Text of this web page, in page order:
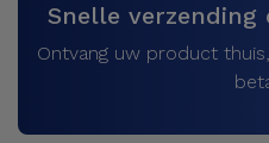
Snelle
Ontvang uw product